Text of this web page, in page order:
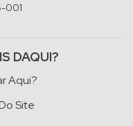
001
DAQUI?
Aqui?
Site